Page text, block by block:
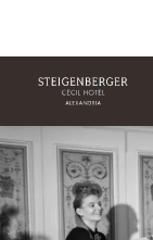
Diapositiva 1 di